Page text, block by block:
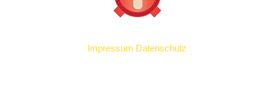
Impressum Datenschutz